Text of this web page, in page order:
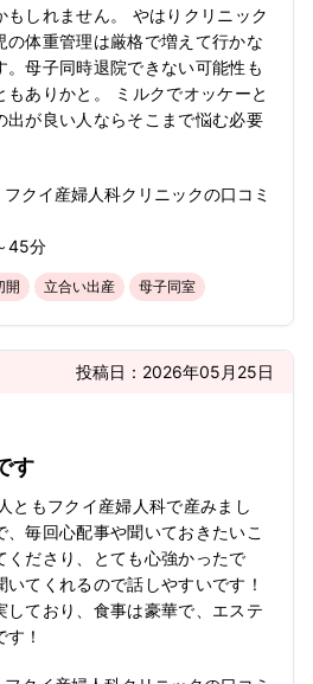
もしれません。 やはりクリニック
の体重管理は厳格で増えて行かな
。母子同時退院できない可能性も
ありかと。 ミルクでオッケーと
出が良い人ならそこまで悩む必要
フクイ産婦人科クリニックの口コミ
45分
開 立合い出産 母子同室
投稿日： 2026年05月25日
す
ともフクイ産婦人科で産みまし
毎回心配事や聞いておきたいこ
くださり、とても心強かったで
てくれるので話しやすいです！
しており、食事は豪華で、エステ
！